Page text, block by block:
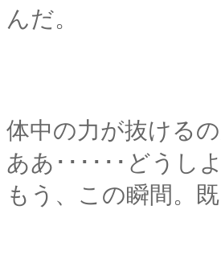
んだ。
体中の力が抜ける
ああ ･･････どうしよ
もう、この瞬間。